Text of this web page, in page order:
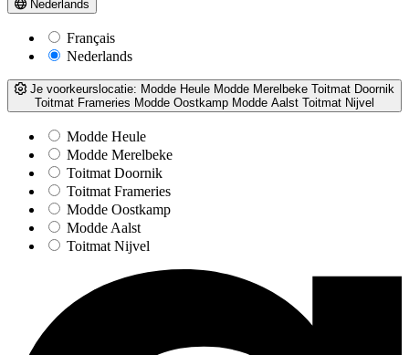
Nederlands
Français
Nederlands
Je voorkeurslocatie: Modde Heule Modde Merelbeke Toitmat Doornik
Toitmat Frameries Modde Oostkamp Modde Aalst Toitmat Nijvel
Modde Heule
Modde Merelbeke
Toitmat Doornik
Toitmat Frameries
Modde Oostkamp
Modde Aalst
Toitmat Nijvel